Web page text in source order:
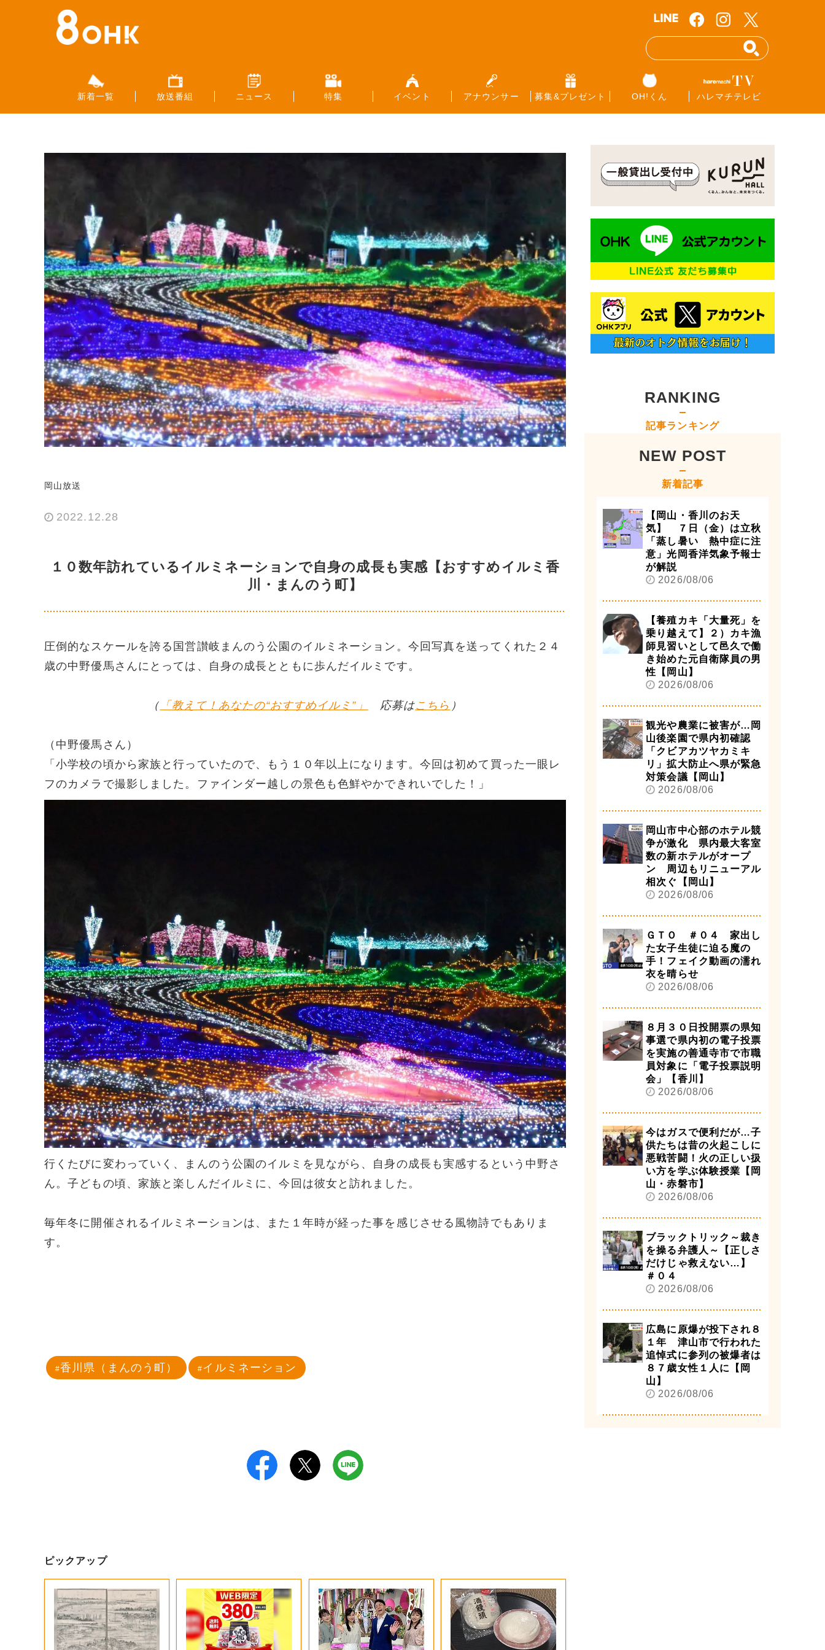
新着一覧 放送番組 ニュース 特集 イベント アナウンサー 募集&プレゼント OH!くん ハレマチテレビ
岡山放送
2022.12.28
１０数年訪れているイルミネーションで自身の成長も実感【おすすめイルミ香
川・まんのう町】
圧倒的なスケールを誇る国営讃岐まんのう公園のイルミネーション。今回写真を送ってくれた２４
歳の中野優馬さんにとっては、自身の成長とともに歩んだイルミです。
（ 「教えて！あなたの“おすすめイルミ”」 応募はこちら ）
（中野優馬さん）
「小学校の頃から家族と行っていたので、もう１０年以上になります。今回は初めて買った一眼レ
フのカメラで撮影しました。ファインダー越しの景色も色鮮やかできれいでした！」
行くたびに変わっていく、まんのう公園のイルミを見ながら、自身の成長も実感するという中野さ
ん。子どもの頃、家族と楽しんだイルミに、今回は彼女と訪れました。
毎年冬に開催されるイルミネーションは、また１年時が経った事を感じさせる風物詩でもありま
す。
香川県（まんのう町） イルミネーション
ピックアップ
RANKING
記事ランキング
NEW POST
新着記事
【岡山・香川のお天
気】 ７日（金）は立秋
「蒸し暑い 熱中症に注
意」光岡香洋気象予報士
が解説
2026/08/06
【養殖カキ「大量死」を
乗り越えて】２）カキ漁
師見習いとして邑久で働
き始めた元自衛隊員の男
性【岡山】
2026/08/06
観光や農業に被害が…岡
山後楽園で県内初確認
「クビアカツヤカミキ
リ」拡大防止へ県が緊急
対策会議【岡山】
2026/08/06
岡山市中心部のホテル競
争が激化 県内最大客室
数の新ホテルがオープ
ン 周辺もリニューアル
相次ぐ【岡山】
2026/08/06
ＧＴＯ ＃０４ 家出し
た女子生徒に迫る魔の
手！フェイク動画の濡れ
衣を晴らせ
2026/08/06
８月３０日投開票の県知
事選で県内初の電子投票
を実施の善通寺市で市職
員対象に「電子投票説明
会」【香川】
2026/08/06
今はガスで便利だが…子
供たちは昔の火起こしに
悪戦苦闘！火の正しい扱
い方を学ぶ体験授業【岡
山・赤磐市】
2026/08/06
ブラックトリック～裁き
を操る弁護人～【正しさ
だけじゃ救えない…】
＃０４
2026/08/06
広島に原爆が投下され８
１年 津山市で行われた
追悼式に参列の被爆者は
８７歳女性１人に【岡
山】
2026/08/06